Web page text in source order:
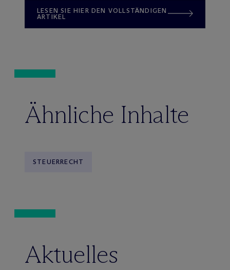
LESEN SIE HIER DEN VOLLSTÄNDIGEN
ARTIKEL
Ähnliche Inhalte
STEUERRECHT
Aktuelles